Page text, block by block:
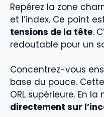
Repérez la zone
et l’index. Ce point
tensions de la tête.
redoutable pour un
Concentrez-vous
base du pouce.
ORL supérieure. En
directement sur